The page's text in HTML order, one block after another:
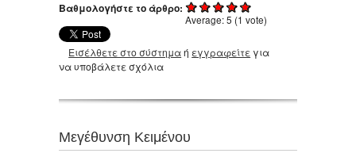
Βαθμολογήστε το άρθρο:
Average:5 (1 vote)
Εισέλθετε στο σύστημαή εγγραφείτε για
να υποβάλετε σχόλια
Μεγέθυνση Κειμένου